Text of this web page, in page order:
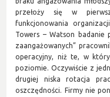
przełoży się w
funkcjonowania
Towers – Watson badanie
zaangażowanych”
operacyjny, niż te, w
poziomie. Oczywiście z
drugiej niska rotacja
oszczędności. Firmy nie